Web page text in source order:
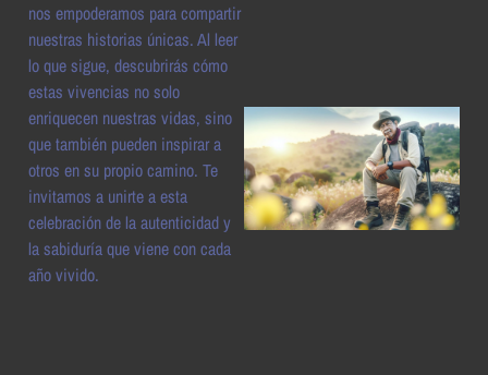
nos empoderamos para compartir
nuestras historias únicas. Al leer
lo que sigue, descubrirás cómo
estas vivencias no solo
enriquecen nuestras vidas, sino
que también pueden inspirar a
otros en su propio camino. Te
invitamos a unirte a esta
celebración de la autenticidad y
la sabiduría que viene con cada
año vivido.